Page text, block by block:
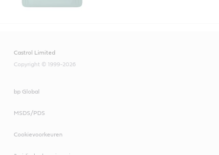
Castrol Limited
Copyright © 1999-2026
bp Global
MSDS/PDS
Cookievoorkeuren